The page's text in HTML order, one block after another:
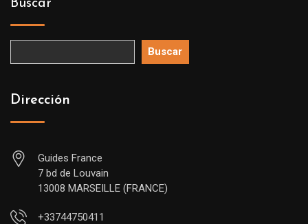
Buscar
Buscar
Dirección
Guides France
7 bd de Louvain
13008 MARSEILLE (FRANCE)
+33744750411